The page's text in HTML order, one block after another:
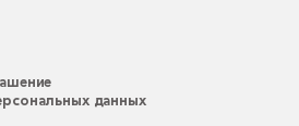
данных